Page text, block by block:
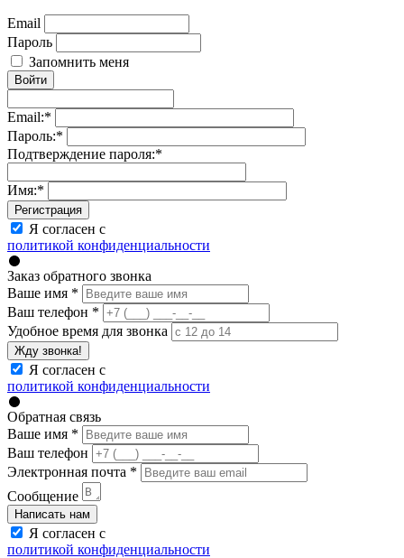
Email
Пароль
Запомнить меня
Войти
Email:*
Пароль:*
Подтверждение пароля:*
Имя:*
Регистрация
Я согласен с
политикой конфиденциальности
Заказ обратного звонка
Ваше имя *
Ваш телефон *
Удобное время для звонка
Жду звонка!
Я согласен с
политикой конфиденциальности
Обратная связь
Ваше имя *
Ваш телефон
Электронная почта *
Сообщение
Написать нам
Я согласен с
политикой конфиденциальности